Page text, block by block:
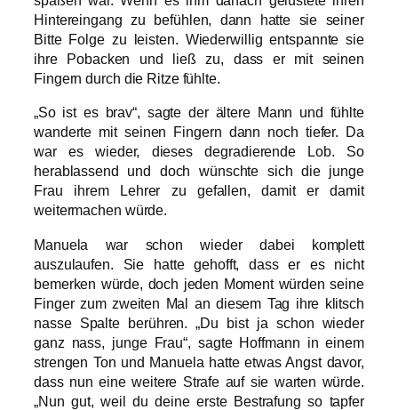
Hintereingang zu befühlen, dann hatte sie seiner
Bitte Folge zu leisten. Wiederwillig entspannte sie
ihre Pobacken und ließ zu, dass er mit seinen
Fingern durch die Ritze fühlte.
„So ist es brav“, sagte der ältere Mann und fühlte
wanderte mit seinen Fingern dann noch tiefer. Da
war es wieder, dieses degradierende Lob. So
herablassend und doch wünschte sich die junge
Frau ihrem Lehrer zu gefallen, damit er damit
weitermachen würde.
Manuela war schon wieder dabei komplett
auszulaufen. Sie hatte gehofft, dass er es nicht
bemerken würde, doch jeden Moment würden seine
Finger zum zweiten Mal an diesem Tag ihre klitsch
nasse Spalte berühren. „Du bist ja schon wieder
ganz nass, junge Frau“, sagte Hoffmann in einem
strengen Ton und Manuela hatte etwas Angst davor,
dass nun eine weitere Strafe auf sie warten würde.
„Nun gut, weil du deine erste Bestrafung so tapfer